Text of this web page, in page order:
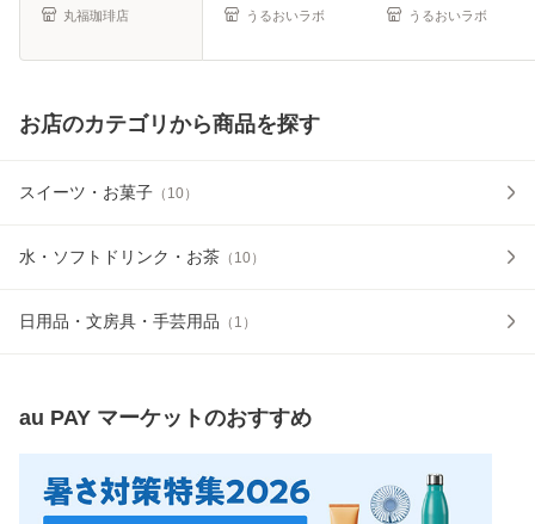
答 帰省
丸福珈琲店 うるおいラボ うるおいラボ
お店のカテゴリから商品を探す
スイーツ・お菓子 （ 10）
水・ソフトドリンク・お茶 （ 10）
日用品・文房具・手芸用品 （ 1 ）
au PAY マーケットのおすすめ